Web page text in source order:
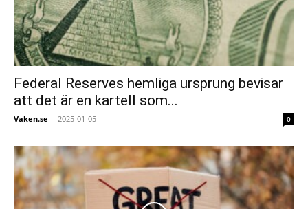
Federal Reserves hemliga ursprung bevisar
att det är en kartell som...
Vaken.se - 2025-01-05 0